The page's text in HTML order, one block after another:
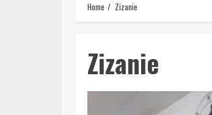
Home Zizanie
Zizanie